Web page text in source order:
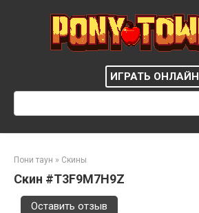
ИГРАТЬ ОНЛАЙН
Пони таун » Скины
Скин #T3F9M7H9Z
Оставить отзыв